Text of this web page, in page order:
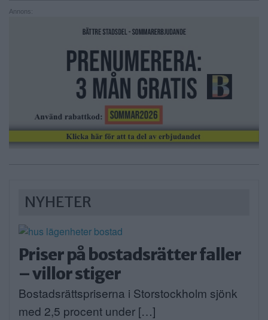
Annons:
NYHETER
Priser på bostadsrätter faller
– villor stiger
Bostadsrättspriserna i Storstockholm sjönk
med 2,5 procent under […]